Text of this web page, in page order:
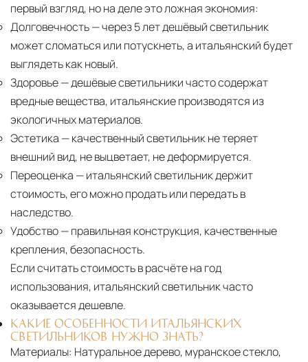
первый взгляд, но на деле это ложная экономия:
Долговечность— через 5 лет дешёвый светильник
может сломаться или потускнеть, а итальянский будет
выглядеть как новый.
Здоровье— дешёвые светильники часто содержат
вредные вещества, итальянские производятся из
экологичных материалов.
Эстетика — качественный светильник не теряет
внешний вид, не выцветает, не деформируется.
Переоценка — итальянский светильник держит
стоимость, его можно продать или передать в
наследство.
Удобство— правильная конструкция, качественные
крепления, безопасность.
Если считать стоимость в расчёте на год
использования, итальянский светильник часто
оказывается дешевле.
КАКИЕ ОСОБЕННОСТИ ИТАЛЬЯНСКИХ
СВЕТИЛЬНИКОВ НУЖНО ЗНАТЬ?
Материалы: Натуральное дерево, муранское стекло,